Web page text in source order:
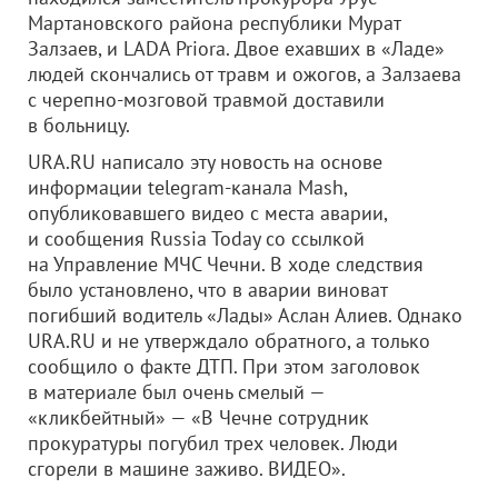
Мартановского района республики Мурат
Залзаев, и LADA Priora. Двое ехавших в «Ладе»
людей скончались от травм и ожогов, а Залзаева
с черепно-мозговой травмой доставили
в больницу.
URA.RU написало эту новость на основе
информации telegram-канала Mash,
опубликовавшего видео с места аварии,
и сообщения Russia Today со ссылкой
на Управление МЧС Чечни. В ходе следствия
было установлено, что в аварии виноват
погибший водитель «Лады» Аслан Алиев. Однако
URA.RU и не утверждало обратного, а только
сообщило о факте ДТП. При этом заголовок
в материале был очень смелый —
«кликбейтный» — «В Чечне сотрудник
прокуратуры погубил трех человек. Люди
сгорели в машине заживо. ВИДЕО».